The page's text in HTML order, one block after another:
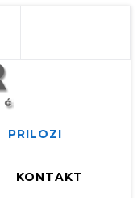
PRILOZI
KONTAKT